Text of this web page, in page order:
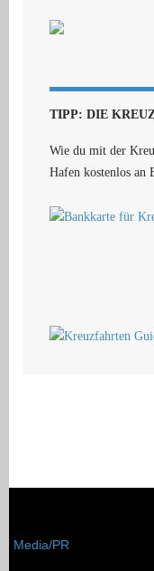
TIPP: DIE
Wie du mit der
Hafen kostenlos an
Media/PR